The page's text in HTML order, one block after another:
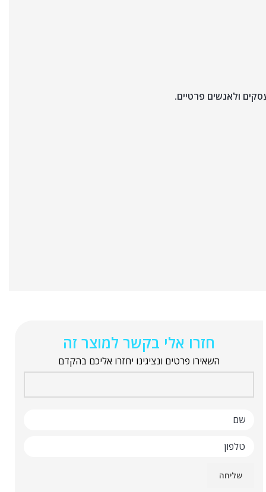
ולאנשים פרטיים.
חזרו אלי בקשר למוצר זה
השאירו פרטים ונציגינו יחזרו אליכם בהקדם